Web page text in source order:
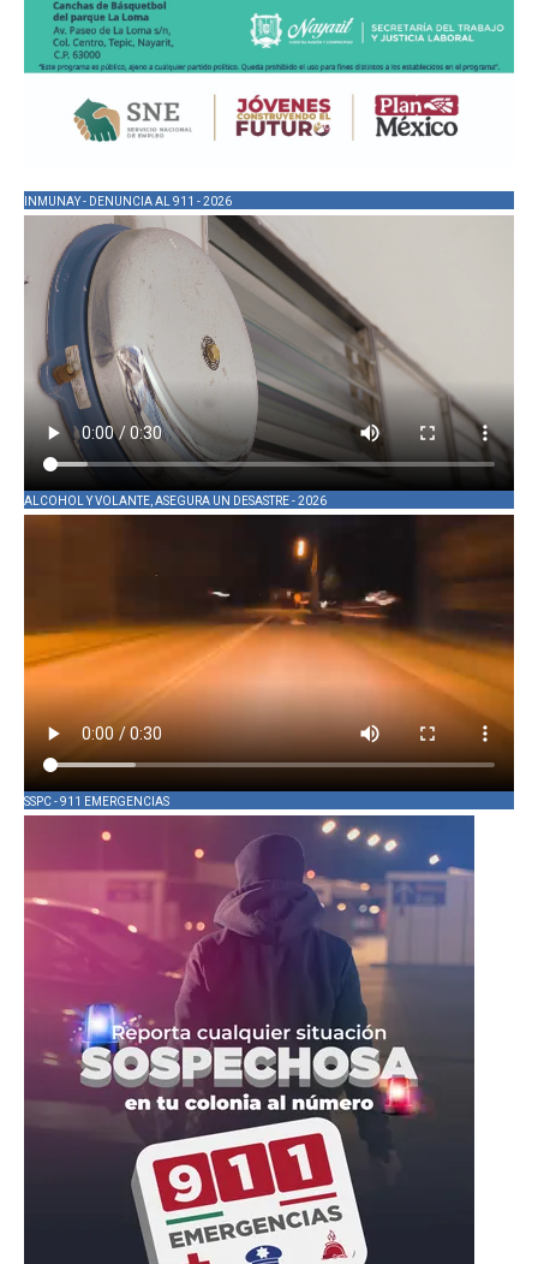
INMUNAY - DENUNCIA AL 911 - 2026
ALCOHOL Y VOLANTE, ASEGURA UN DESASTRE - 2026
SSPC - 911 EMERGENCIAS